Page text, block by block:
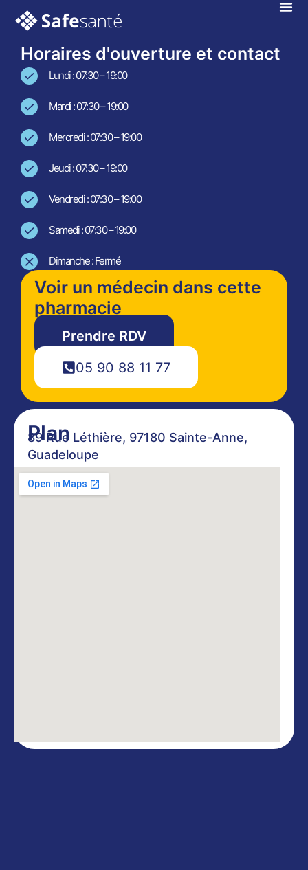
Anne
En téléconsultation !
Plan
89 Rue Léthière, 97180 Sainte-Anne,
Guadeloupe
Horaires d'ouverture et contact
Lundi : 07:30 – 19:00
Mardi : 07:30 – 19:00
Mercredi : 07:30 – 19:00
Jeudi : 07:30 – 19:00
Vendredi : 07:30 – 19:00
Samedi : 07:30 – 19:00
Dimanche : Fermé
Voir un médecin dans cette
pharmacie
Prendre RDV
05 90 88 11 77